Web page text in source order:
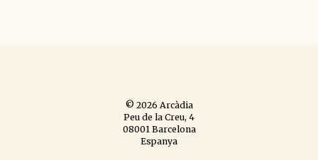
© 2026 Arcàdia
Peu de la Creu, 4
08001 Barcelona
Espanya